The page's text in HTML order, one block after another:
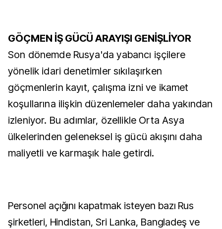
GÖÇMEN İŞ GÜCÜ ARAYIŞI GENİŞLİYOR
Son dönemde Rusya'da yabancı işçilere
yönelik idari denetimler sıkılaşırken
göçmenlerin kayıt, çalışma izni ve ikamet
koşullarına ilişkin düzenlemeler daha yakından
izleniyor. Bu adımlar, özellikle Orta Asya
ülkelerinden geleneksel iş gücü akışını daha
maliyetli ve karmaşık hale getirdi.
Personel açığını kapatmak isteyen bazı Rus
şirketleri, Hindistan, Sri Lanka, Bangladeş ve